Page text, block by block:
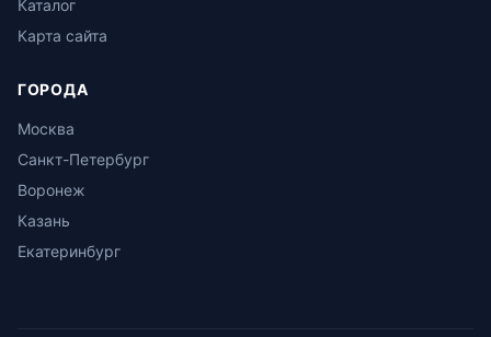
Каталог
Карта сайта
ГОРОДА
Москва
Санкт-Петербург
Воронеж
Казань
Екатеринбург